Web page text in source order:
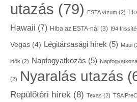
utazás (79) ESTA vízum (2)
Hawaii (7) Hiba az ESTA-nál (3) I94
Vegas (4) Légitársasági hírek (5) Maui
idők (2) Napfogyatkozás (5)
(2) Nyaralás utazás
Repülőtéri hírek (8) Texas (2) TSA